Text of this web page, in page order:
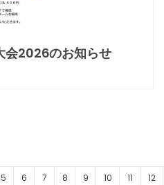
会2026のお知らせ
5 6 7 8 9 10 11 12